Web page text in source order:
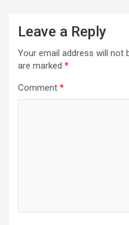
Leave a Reply
Your email address will not
are marked *
Comment *